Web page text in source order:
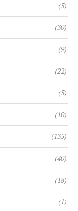
(5)
(30)
(9)
(22)
(5)
(10)
(135)
(40)
(18)
(1)